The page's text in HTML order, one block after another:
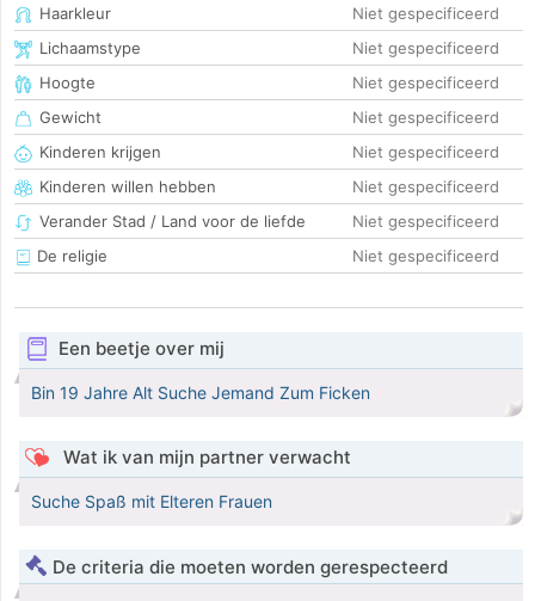
Haarkleur
Niet gespecificeerd
Lichaamstype
Niet gespecificeerd
Hoogte
Niet gespecificeerd
Gewicht
Niet gespecificeerd
Kinderen krijgen
Niet gespecificeerd
Kinderen willen hebben
Niet gespecificeerd
Verander Stad / Land voor de liefde
Niet gespecificeerd
De religie
Niet gespecificeerd
Een beetje over mij
Bin 19 Jahre Alt Suche Jemand Zum Ficken
Wat ik van mijn partner verwacht
Suche Spaß mit Elteren Frauen
De criteria die moeten worden gerespecteerd